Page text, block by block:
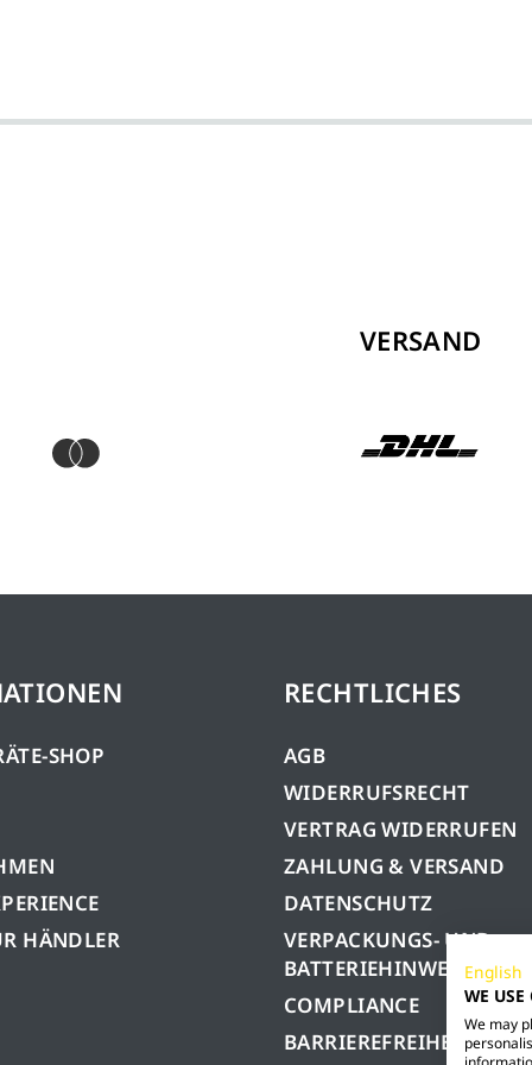
VERSAND
SHOP
HÄNDLER
RECHTLICHES
AGB
WIDERRUFSRECHT
VERTRAG WIDERRUFEN
ZAHLUNG & VERSAND
DATENSCHUTZ
VERPACKUNGS- UND
BATTERIEHINWEISE
COMPLIANCE
BARRIEREFREIHEIT
English
WE USE
We may